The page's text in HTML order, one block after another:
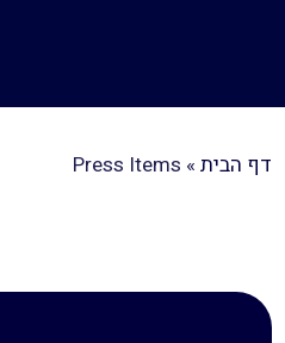
דף הבית »
Press Items